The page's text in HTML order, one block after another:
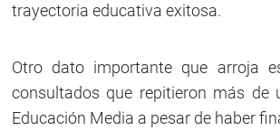
trayectoria educativa exitosa.
Otro dato importante que arroja
consultados que repitieron más
Educación Media a pesar de haber